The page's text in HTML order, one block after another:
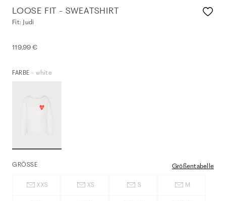
LOOSE FIT - SWEATSHIRT
Fit: Judi
119,99 €
FARBE - white
GRÖSSE Größentabelle
XXS XS S M